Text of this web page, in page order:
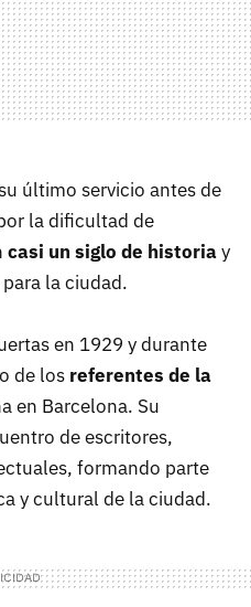
último servicio antes de
la dificultad de
casi un siglo de historiay
la ciudad.
en 1929 y durante
de los referentes de la
en Barcelona. Su
de escritores,
formando parte
y cultural de la ciudad.